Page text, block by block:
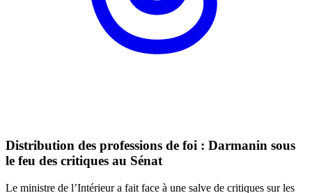
Distribution des professions de foi : Darmanin sous
le feu des critiques au Sénat
Le ministre de l’Intérieur a fait face à une salve de critiques sur les